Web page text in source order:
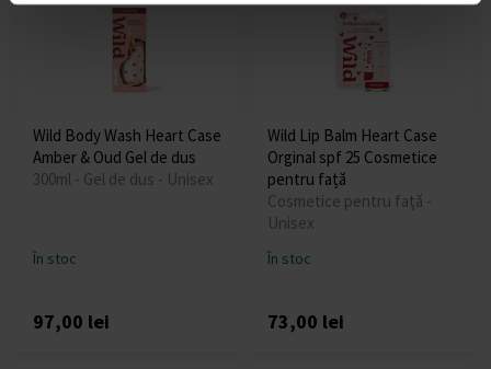
Wild Body Wash Heart Case
Amber & Oud Gel de dus
300ml - Gel de dus - Unisex
În stoc
97,00 lei
Wild Lip Balm Heart Case
Orginal spf 25 Cosmetice
pentru față
Cosmetice pentru față -
Unisex
În stoc
73,00 lei